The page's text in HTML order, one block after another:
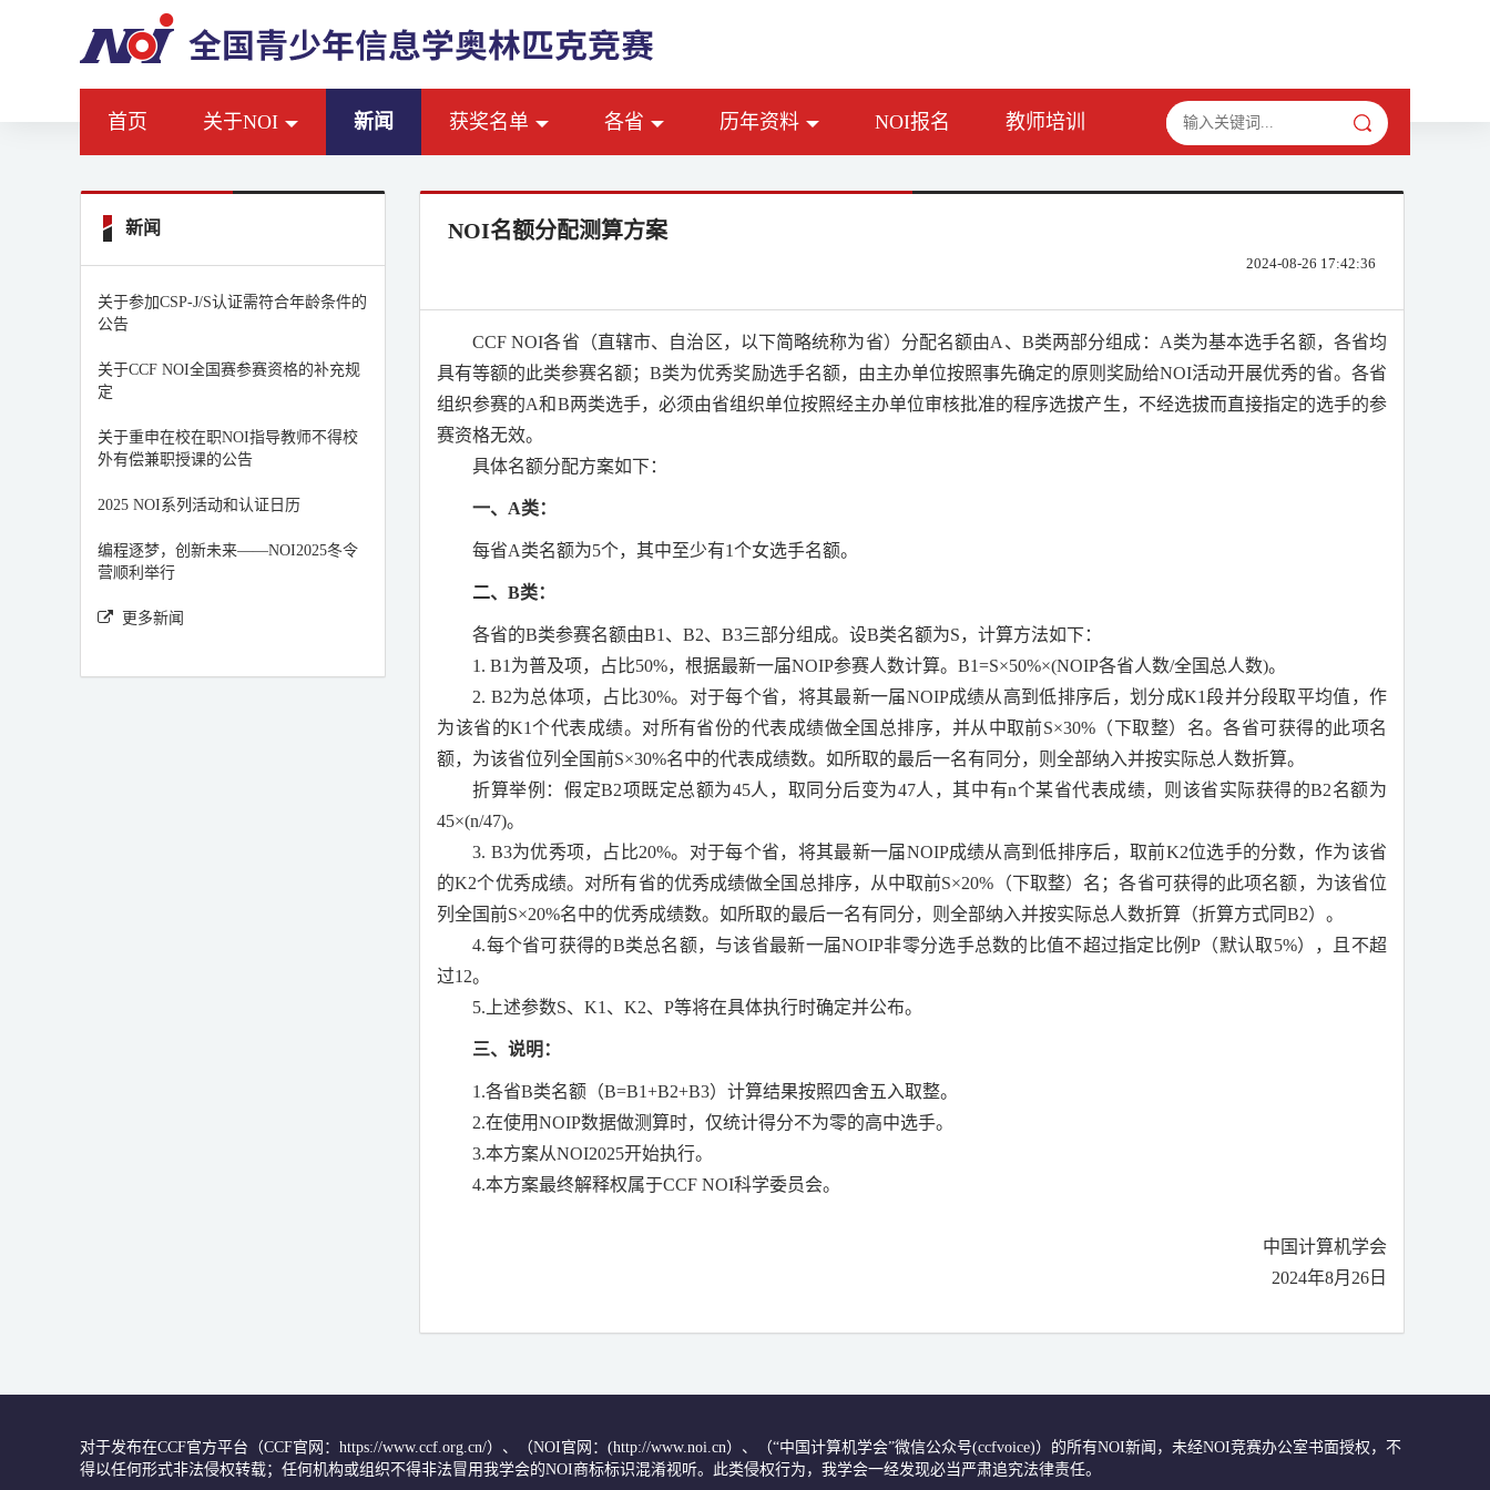
首页 关于NOI 新闻 获奖名单 各省 历年资料 NOI报名 教师培训
新闻
关于参加CSP-J/S认证需符合年龄条件的
公告
关于CCF NOI全国赛参赛资格的补充规
定
关于重申在校在职NOI指导教师不得校
外有偿兼职授课的公告
2025 NOI系列活动和认证日历
编程逐梦，创新未来——NOI2025冬令
营顺利举行
更多新闻
NOI名额分配测算方案
2024-08-26 17:42:36
CCF NOI各省（直辖市、自治区，以下简略统称为省）分配名额由A 、 B类两部分组成： A类为基本选手名额，各省均
具有等额的此类参赛名额；B类为优秀奖励选手名额，由主办单位按照事先确定的原则奖励给NOI活动开展优秀的省。各省
组织参赛的A和B两类选手，必须由省组织单位按照经主办单位审核批准的程序选拔产生，不经选拔而直接指定的选手的参
赛资格无效。
具体名额分配方案如下：
一、 A类：
每省A类名额为5个，其中至少有1个女选手名额。
二、B类：
各省的B类参赛名额由B1 、B2、B3三部分组成。设B类名额为S，计算方法如下：
1. B1 为普及项，占比50%，根据最新一届NOIP参赛人数计算。B1=S×50%×(NOIP各省人数/全国总人数)。
2. B2为总体项，占比30%。对于每个省，将其最新一届NOIP成绩从高到低排序后，划分成K1段并分段取平均值，作
为该省的K1个代表成绩。对所有省份的代表成绩做全国总排序，并从中取前S×30%（下取整）名。各省可获得的此项名
额，为该省位列全国前S×30%名中的代表成绩数。如所取的最后一名有同分，则全部纳入并按实际总人数折算。
折算举例：假定B2项既定总额为45人，取同分后变为47人，其中有n个某省代表成绩，则该省实际获得的B2名额为
45×(n/47)。
3. B3为优秀项，占比20%。对于每个省，将其最新一届NOIP成绩从高到低排序后，取前K2位选手的分数，作为该省
的K2个优秀成绩。对所有省的优秀成绩做全国总排序，从中取前S×20% （下取整）名；各省可获得的此项名额，为该省位
列全国前S×20%名中的优秀成绩数。如所取的最后一名有同分，则全部纳入并按实际总人数折算（折算方式同B2）。
4.每个省可获得的B类总名额，与该省最新一届NOIP非零分选手总数的比值不超过指定比例P （默认取5%），且不超
过12。
5. 上述参数S、K1 、K2、P等将在具体执行时确定并公布。
三、说明：
1.各省B类名额（B=B1+B2+B3）计算结果按照四舍五入取整。
2.在使用NOIP数据做测算时，仅统计得分不为零的高中选手。
3.本方案从NOI2025开始执行。
4.本方案最终解释权属于CCF NOI科学委员会。
中国计算机学会
2024年8月 26 日
对于发布在CCF官方平台（CCF官网：https://www.ccf.org.cn/）、（NOI官网：(http://www.noi.cn）、（“中国计算机学会”微信公众号(ccfvoice)）的所有NOI新闻，未经NOI竞赛办公室书面授权，不
得以任何形式非法侵权转载；任何机构或组织不得非法冒用我学会的NOI商标标识混淆视听。此类侵权行为，我学会一经发现必当严肃追究法律责任。